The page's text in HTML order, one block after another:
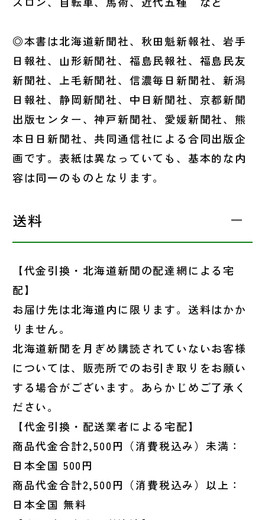
◎本書は北海道新聞社、秋田魁新報社、岩手
日報社、山形新聞社、福島民報社、福島民友
新聞社、上毛新聞社、信濃毎日新聞社、新潟
日報社、静岡新聞社、中日新聞社、京都新聞
出版センター、神戸新聞社、愛媛新聞社、熊
本日日新聞社、共同通信社による合同出版企
画です。表紙は異なっていても、基本的な内
容は同一のものとなります。
送料
【代金引換・北海道新聞の配達網による宅
配】
お届け先は北海道内に限ります。送料はかか
りません。
北海道新聞を月ぎめ購読されていないお客様
については、販売所でのお引き取りをお願い
する場合がございます。あらかじめご了承く
ださい。
【代金引換・配送業者による宅配】
商品代金合計2,500円（消費税込み）未満：
日本全国 500円
商品代金合計2,500円（消費税込み）以上：
日本全国 無料